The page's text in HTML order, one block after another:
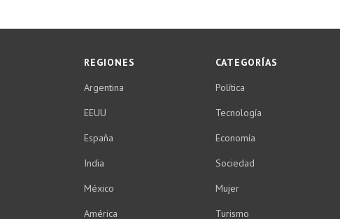
REGIONES
Argentina
EEUU
España
India
México
América
CATEGORÍAS
Política
Tecnología
Economía
Sociedad
Mujer
Turismo